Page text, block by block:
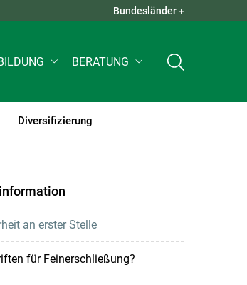
QUICK LINKS +
Bundesländer +
BERATUNG
Diversifizierung
an erster Stelle
für Feinerschließung?